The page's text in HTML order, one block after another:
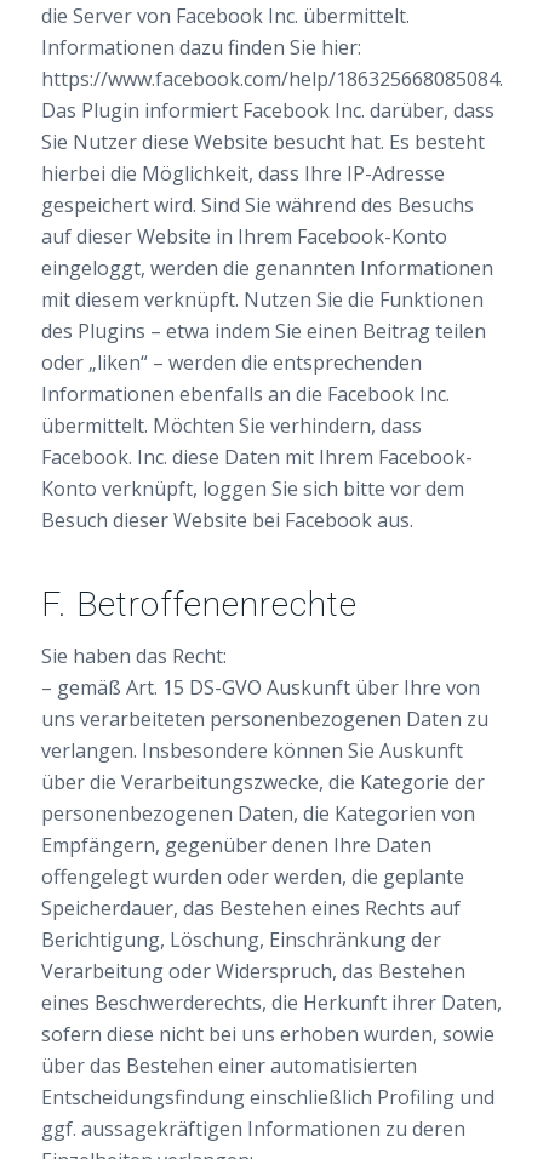
die Server von Facebook Inc. übermittelt.
Informationen dazu finden Sie hier:
https://www.facebook.com/help/186325668085084.
Das Plugin informiert Facebook Inc. darüber, dass
Sie Nutzer diese Website besucht hat. Es besteht
hierbei die Möglichkeit, dass Ihre IP-Adresse
gespeichert wird. Sind Sie während des Besuchs
auf dieser Website in Ihrem Facebook-Konto
eingeloggt, werden die genannten Informationen
mit diesem verknüpft. Nutzen Sie die Funktionen
des Plugins – etwa indem Sie einen Beitrag teilen
oder „liken“ – werden die entsprechenden
Informationen ebenfalls an die Facebook Inc.
übermittelt. Möchten Sie verhindern, dass
Facebook. Inc. diese Daten mit Ihrem Facebook-
Konto verknüpft, loggen Sie sich bitte vor dem
Besuch dieser Website bei Facebook aus.
F. Betroffenenrechte
Sie haben das Recht:
– gemäß Art. 15 DS-GVO Auskunft über Ihre von
uns verarbeiteten personenbezogenen Daten zu
verlangen. Insbesondere können Sie Auskunft
über die Verarbeitungszwecke, die Kategorie der
personenbezogenen Daten, die Kategorien von
Empfängern, gegenüber denen Ihre Daten
offengelegt wurden oder werden, die geplante
Speicherdauer, das Bestehen eines Rechts auf
Berichtigung, Löschung, Einschränkung der
Verarbeitung oder Widerspruch, das Bestehen
eines Beschwerderechts, die Herkunft ihrer Daten,
sofern diese nicht bei uns erhoben wurden, sowie
über das Bestehen einer automatisierten
Entscheidungsfindung einschließlich Profiling und
ggf. aussagekräftigen Informationen zu deren